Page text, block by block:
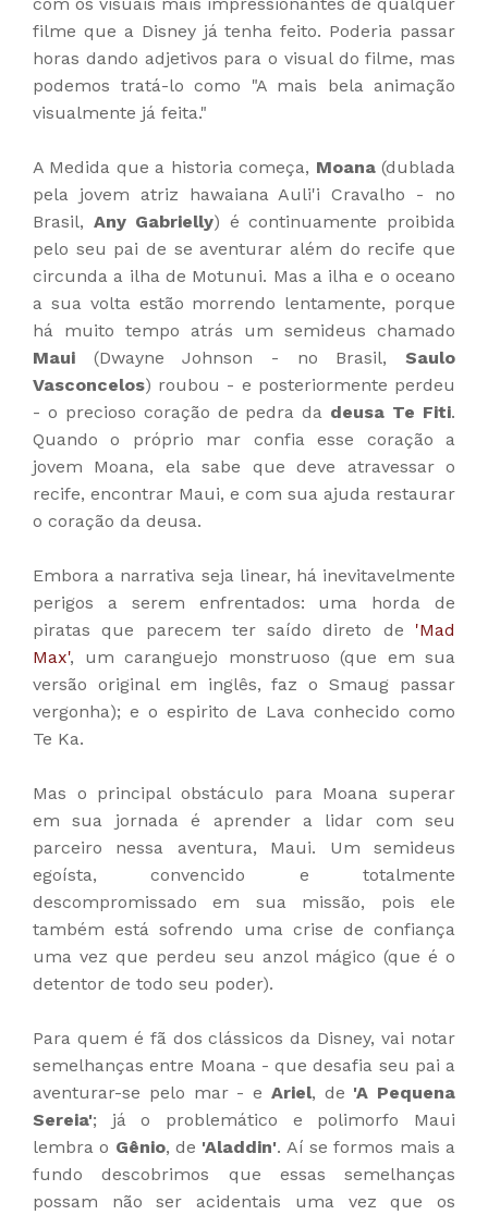
filme que a Disney já tenha feito. Poderia passar
horas dando adjetivos para o visual do filme, mas
podemos tratá-lo como "A mais bela animação
visualmente já feita."
A Medida que a historia começa, Moana(dublada
pela jovem atriz hawaiana Auli'i Cravalho - no
Brasil, Any Gabrielly) é continuamente proibida
pelo seu pai de se aventurar além do recife que
circunda a ilha de Motunui. Mas a ilha e o oceano
a sua volta estão morrendo lentamente, porque
há muito tempo atrás um semideus chamado
Maui (Dwayne Johnson - no Brasil, Saulo
Vasconcelos) roubou - e posteriormente perdeu
- o precioso coração de pedra da deusa Te Fiti.
Quando o próprio mar confia esse coração a
jovem Moana, ela sabe que deve atravessar o
recife, encontrar Maui, e com sua ajuda restaurar
o coração da deusa.
Embora a narrativa seja linear, há inevitavelmente
perigos a serem enfrentados: uma horda de
piratas que parecem ter saído direto de 'Mad
Max', um caranguejo monstruoso (que em sua
versão original em inglês, faz o Smaug passar
vergonha); e o espirito de Lava conhecido como
Te Ka.
Mas o principal obstáculo para Moana superar
em sua jornada é aprender a lidar com seu
parceiro nessa aventura, Maui. Um semideus
egoísta, convencido e totalmente
descompromissado em sua missão, pois ele
também está sofrendo uma crise de confiança
uma vez que perdeu seu anzol mágico (que é o
detentor de todo seu poder).
Para quem é fã dos clássicos da Disney, vai notar
semelhanças entre Moana - que desafia seu pai a
aventurar-se pelo mar - e Ariel, de 'A Pequena
Sereia'; já o problemático e polimorfo Maui
lembra o Gênio, de 'Aladdin'. Aí se formos mais a
fundo descobrimos que essas semelhanças
possam não ser acidentais uma vez que os